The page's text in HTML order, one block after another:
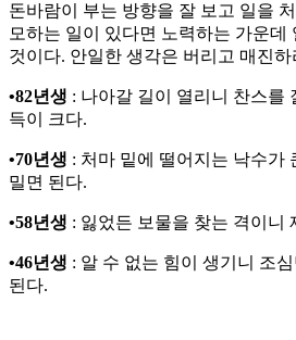
돈바람이 부는 방향을 잘 보고 일을
모하는 일이 있다면 노력하는 가운데
것이다. 안일한 생각은 버리고 매진하
•82년생 : 나아갈 길이 열리니 찬스를
득이 크다.
•70년생 : 처마 밑에 떨어지는 낙수가
밀면 된다.
•58년생 : 잃었든 보물을 찾는 격이니
•46년생 : 알 수 없는 힘이 생기니 조
된다.